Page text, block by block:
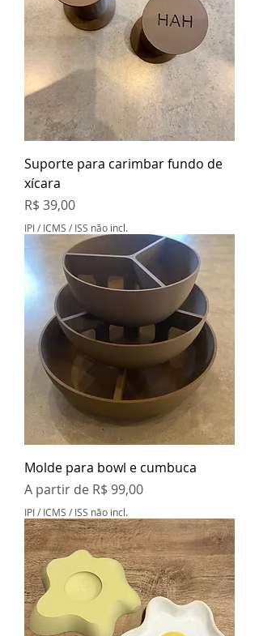
Suporte para carimbar fundo de
xícara
Preço
R$ 39,00
IPI / ICMS / ISS não incl.
Molde para bowl e cumbuca
A partir de R$ 99,00
Preço promocional
IPI / ICMS / ISS não incl.